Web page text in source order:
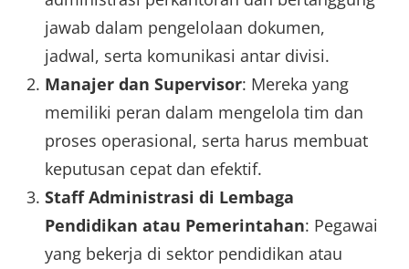
jawab dalam pengelolaan dokumen,
jadwal, serta komunikasi antar divisi.
Manajer dan Supervisor: Mereka yang
memiliki peran dalam mengelola tim dan
proses operasional, serta harus membuat
keputusan cepat dan efektif.
Staff Administrasi di Lembaga
Pendidikan atau Pemerintahan: Pegawai
yang bekerja di sektor pendidikan atau